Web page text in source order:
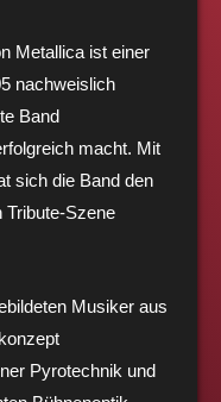
Metallica ist einer
nachweislich
Band
macht. Mit
sich die Band den
Tribute-Szene
Musiker aus
Pyrotechnik und